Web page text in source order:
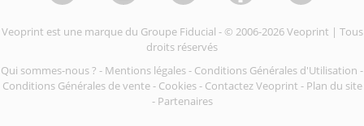
Veoprint est une marque du Groupe Fiducial - © 2006-2026 Veoprint | Tous
droits réservés
Qui sommes-nous ? - Mentions légales- Conditions Générales d'Utilisation -
Conditions Générales de vente- Cookies- Contactez Veoprint - Plan du site
- Partenaires